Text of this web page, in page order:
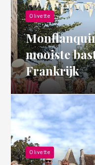
Olivette
mooiste
Frankrijk
Olivette